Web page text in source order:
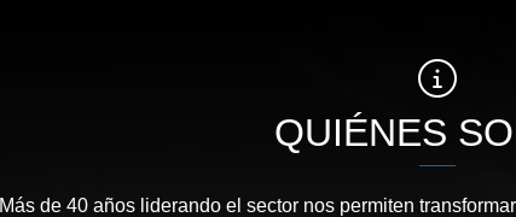
QUIÉNES
Más de 40 años liderando el sector nos permiten